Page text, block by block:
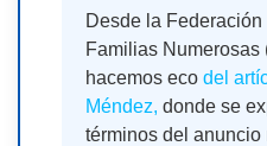
Desde la
Familias Numerosas
hacemos eco del
Méndez, donde se
términos del anuncio